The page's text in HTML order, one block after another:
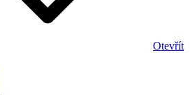
Otevřít